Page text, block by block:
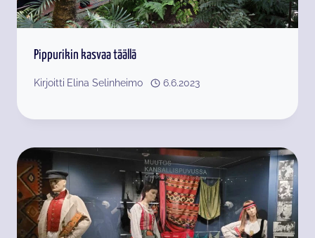
Pippurikin kasvaa täällä
Kirjoitti Elina Selinheimo 6.6.2023